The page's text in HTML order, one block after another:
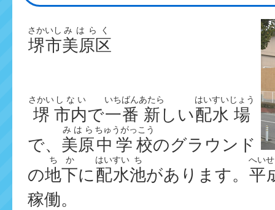
堺市
さかいし
美原区
みはらく
堺
さかい
市内
しない
で一
いち
番
ばん
新
あたら
しい配
はい
水
すい
場
じょう
で、 美原
みはら
中学校
ちゅうがっこう
のグラウンド
の地下
ちか
に配水
はいすい
池
ち
があります。 平
へい
稼働。